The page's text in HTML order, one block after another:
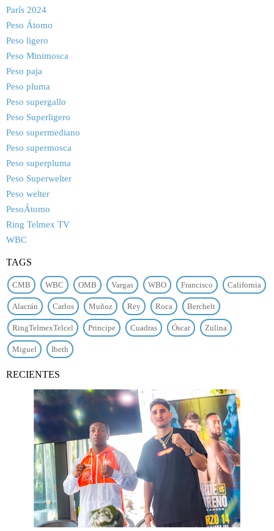
París 2024
Peso Átomo
Peso ligero
Peso Minimosca
Peso paja
Peso pluma
Peso supergallo
Peso Superligero
Peso supermediano
Peso supermosca
Peso superpluma
Peso Superwelter
Peso welter
PesoÁtomo
Ring Telmex TV
WBC
TAGS
CMB WBC OMB Vargas WBO Francisco California
Alacrán Carlos Muñoz Rey Roca Berchelt
RingTelmexTelcel Principe Cuadras Óscar Zulina
Miguel Ibeth
RECIENTES